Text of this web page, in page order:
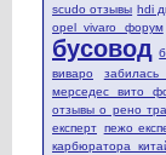
scudo отзывы hdi
opel vivaro форум
бусовод
виваро
забилась
мерседес вито
отзывы о рено
експерт пежо
карбюратора